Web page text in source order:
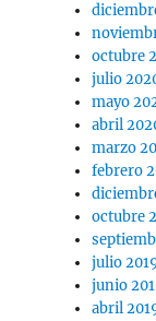
octubre
julio
mayo
abril
marzo
febrero
octubre
julio
junio
abril